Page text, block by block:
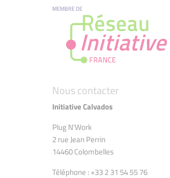
MEMBRE DE
Nous contacter
Initiative Calvados
Plug N'Work
2 rue Jean Perrin
14460 Colombelles
Téléphone : +33 2 31 54 55 76